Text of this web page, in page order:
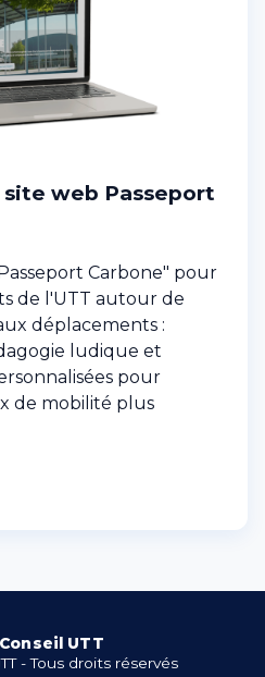
web Passeport
Carbone" pour
de l'UTT autour de
déplacements :
ludique et
pour
de mobilité plus
UTT
- Tous droits réservés